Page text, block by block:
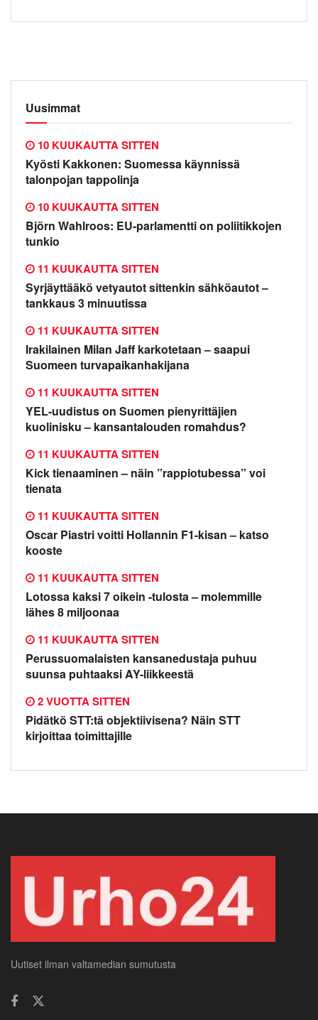
Uusimmat
Kyösti Kakkonen: Suomessa käynnissä
talonpojan tappolinja
10 KUUKAUTTA SITTEN
Björn Wahlroos: EU-parlamentti on poliitikkojen
tunkio
10 KUUKAUTTA SITTEN
Syrjäyttääkö vetyautot sittenkin sähköautot –
tankkaus 3 minuutissa
11 KUUKAUTTA SITTEN
Irakilainen Milan Jaff karkotetaan – saapui
Suomeen turvapaikanhakijana
11 KUUKAUTTA SITTEN
YEL-uudistus on Suomen pienyrittäjien
kuolinisku – kansantalouden romahdus?
11 KUUKAUTTA SITTEN
Kick tienaaminen – näin ”rappiotubessa” voi
tienata
11 KUUKAUTTA SITTEN
Oscar Piastri voitti Hollannin F1-kisan – katso
kooste
11 KUUKAUTTA SITTEN
Lotossa kaksi 7 oikein -tulosta – molemmille
lähes 8 miljoonaa
11 KUUKAUTTA SITTEN
Perussuomalaisten kansanedustaja puhuu
suunsa puhtaaksi AY-liikkeestä
11 KUUKAUTTA SITTEN
Pidätkö STT:tä objektiivisena? Näin STT
kirjoittaa toimittajille
2 VUOTTA SITTEN
Uutiset ilman valtamedian sumutusta